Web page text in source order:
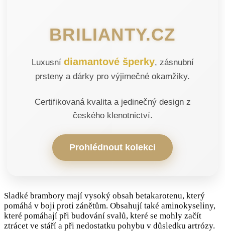
BRILIANTY.CZ
Luxusní diamantové šperky, zásnubní
prsteny a dárky pro výjimečné okamžiky.
Certifikovaná kvalita a jedinečný design z
českého klenotnictví.
Prohlédnout kolekci
Sladké brambory mají vysoký obsah betakarotenu, který
pomáhá v boji proti zánětům. Obsahují také aminokyseliny,
které pomáhají při budování svalů, které se mohly začít
ztrácet ve stáří a při nedostatku pohybu v důsledku artrózy.